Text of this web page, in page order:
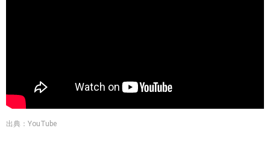
出典：YouTube